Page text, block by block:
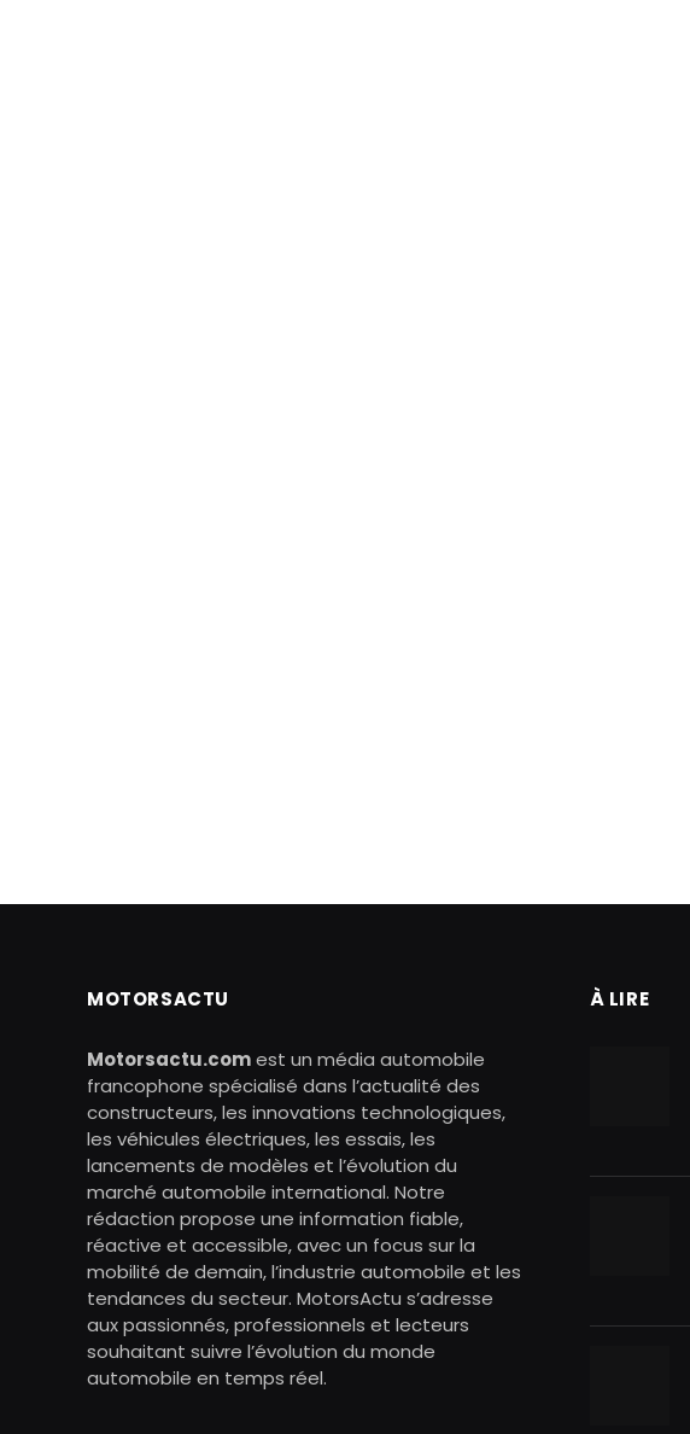
MOTORSACTU
Motorsactu.comest un média automobile
francophone spécialisé dans l’actualité des
constructeurs, les innovations technologiques,
les véhicules électriques, les essais, les
lancements de modèles et l’évolution du
marché automobile international. Notre
rédaction propose une information fiable,
réactive et accessible, avec un focus sur la
mobilité de demain, l’industrie automobile et les
tendances du secteur. MotorsActu s’adresse
aux passionnés, professionnels et lecteurs
souhaitant suivre l’évolution du monde
automobile en temps réel.
À LIRE